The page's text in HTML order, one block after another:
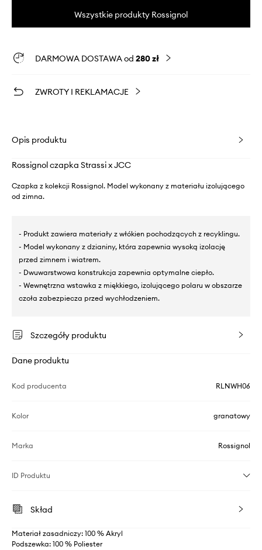
Wszystkie produkty Rossignol
DARMOWA DOSTAWA od 280 zł
ZWROTY I REKLAMACJE
Opis produktu
Rossignol czapka Strassi x JCC
Czapka z kolekcji Rossignol. Model wykonany z materiału izolującego
od zimna.
- Produkt zawiera materiały z włókien pochodzących z recyklingu.
- Model wykonany z dzianiny, która zapewnia wysoką izolację
przed zimnem i wiatrem.
- Dwuwarstwowa konstrukcja zapewnia optymalne ciepło.
- Wewnętrzna wstawka z miękkiego, izolującego polaru w obszarze
czoła zabezpiecza przed wychłodzeniem.
Szczegóły produktu
Dane produktu
Kod producenta RLNWH06
Kolor granatowy
Marka Rossignol
ID Produktu
Skład
Materiał zasadniczy: 100 % Akryl
Podszewka: 100 % Poliester